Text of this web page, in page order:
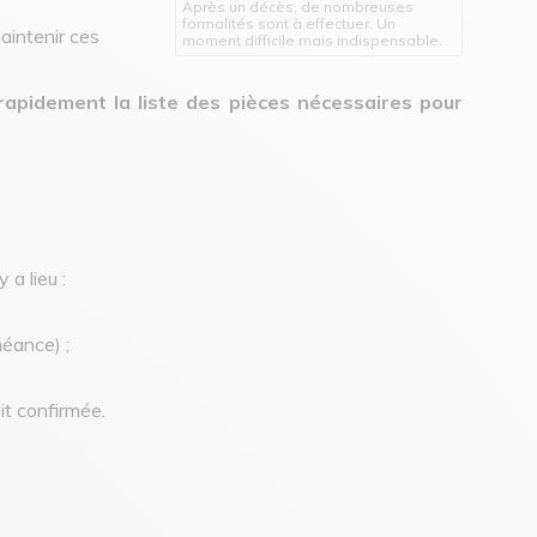
Après un décès, de nombreuses
formalités sont à effectuer. Un
moment difficile mais indispensable.
ces
la liste des pièces nécessaires pour
a lieu :
;
confirmée.